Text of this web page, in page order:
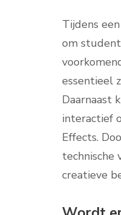
Tijdens
om
essentieel
Daarnaast
interactief
Effects.
technische
creatieve